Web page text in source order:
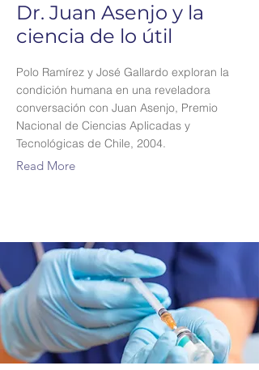
Dr. Juan Asenjo y la
ciencia de lo útil
Polo Ramírez y José Gallardo exploran la
condición humana en una reveladora
conversación con Juan Asenjo, Premio
Nacional de Ciencias Aplicadas y
Tecnológicas de Chile, 2004.
Read More